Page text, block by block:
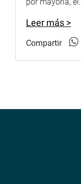
http://
Leer más >
Compartir